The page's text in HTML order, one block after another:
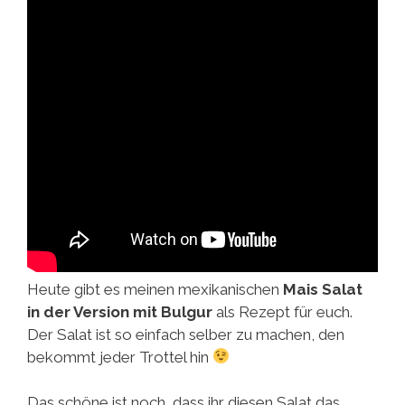
Heute gibt es meinen mexikanischen Mais Salat
in der Version mit Bulgur als Rezept für euch.
Der Salat ist so einfach selber zu machen, den
bekommt jeder Trottel hin